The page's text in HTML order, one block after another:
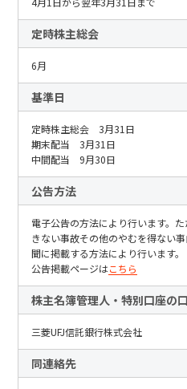
日本語
お問い合わせ
サイト内検索
製品検索
全て
VFHY1104P、LLF0111A、ULR4B、
ニュース
採用情報
定時株主総会
6月
基準日
定時株主総会 3月31日
期末配当 3月31日
中間配当 9月30日
公告方法
電子公告の方法により行います。
きない事故その他のやむを得ない
聞に掲載する方法により行います。
公告掲載ページはこちら
株主名簿管理人・特別口座の
三菱UFJ信託銀行株式会社
同連絡先